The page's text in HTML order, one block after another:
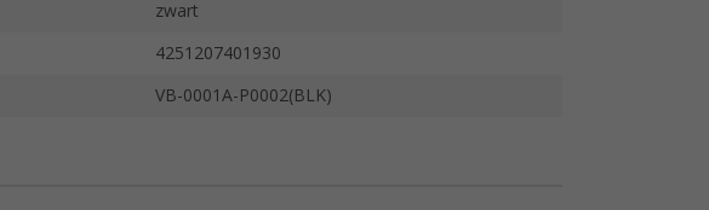
zwart
4251207401930
VB-0001A-P0002(BLK)